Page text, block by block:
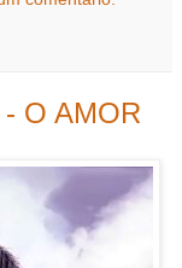
O AMOR